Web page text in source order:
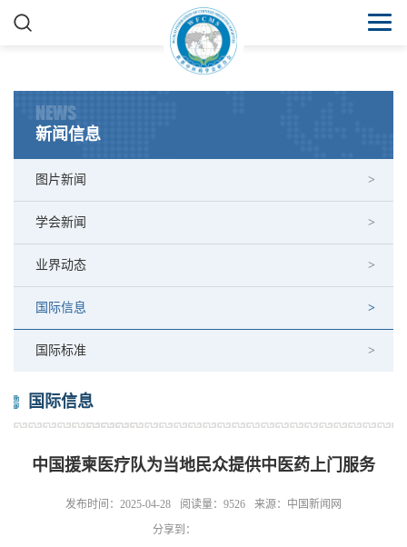
NEWS
新闻信息
图片新闻
学会新闻
业界动态
国际信息
国际标准
国际信息
中国援柬医疗队为当地民众提供中医药上门服务
发布时间：2025-04-28 阅读量：9526
来源：中国新闻网
分享到：